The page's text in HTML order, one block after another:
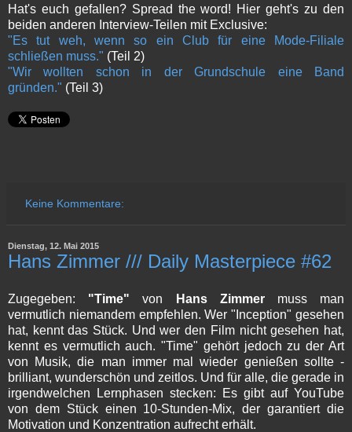
Hat's euch gefallen? Spread the word! Hier geht's zu den
beiden anderen Interview-Teilen mit Exclusive:
"Es tut weh, wenn so ein Club für eine Mode-Filiale
schließen muss." (Teil 2)
"Wir wollten schon in der Grundschule eine Band
gründen." (Teil 3)
Keine Kommentare:
Dienstag, 12. Mai 2015
Hans Zimmer /// Daily Masterpiece #62
Zugegeben: "Time" von Hans Zimmermuss man
vermutlich niemandem empfehlen. Wer "Inception" gesehen
hat, kennt das Stück. Und wer den Film nicht gesehen hat,
kennt es vermutlich auch. "Time" gehört jedoch zu der Art
von Musik, die man immer mal wieder genießen sollte -
brilliant, wunderschön und zeitlos. Und für alle, die gerade in
irgendwelchen Lernphasen stecken: Es gibt auf YouTube
von dem Stück einen 10-Stunden-Mix, der garantiert die
Motivation und Konzentration aufrecht erhält.